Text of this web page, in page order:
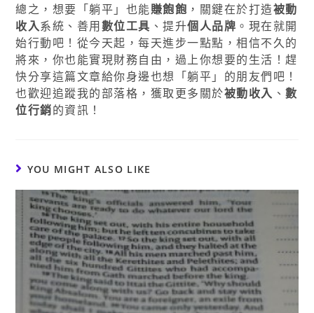
總之，想要「躺平」也能賺飽飽 ，關鍵在於打造被動
收入系統、善用數位工具 、提升個人品牌 。現在就開
始行動吧！從今天起，每天進步一點點，相信不久的
將來，你也能實現財務自由，過上你想要的生活！趕
快分享這篇文章給你身邊也想「躺平」的朋友們吧！
也歡迎追蹤我的部落格，獲取更多關於被動收入 、數
位行銷的資訊！
YOU MIGHT ALSO LIKE